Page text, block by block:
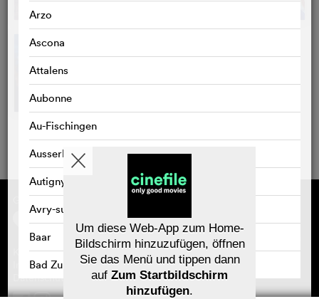
Arzo
Ascona
Attalens
Aubonne
Au-Fischingen
Ausserbinn
Autigny
Avry-sur-Matran
Baar
Bad Zurzach
Baden
Gefördert von
Kontakt
Impressum
Datenschutz
Newsletter
Häufig gestellte Fragen (FAQ)
Gutscheine
Um diese Web-App zum Home-
Bildschirm hinzuzufügen, öffnen
Sie das Menü und tippen dann
auf Zum Startbildschirm
hinzufügen.